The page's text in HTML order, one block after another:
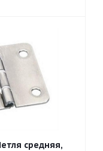
средняя,